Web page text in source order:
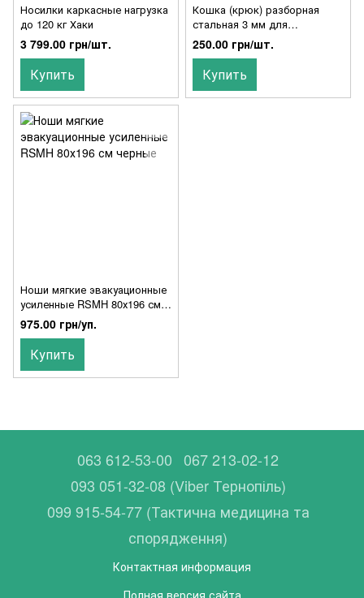
Носилки каркасные нагрузка
до 120 кг Хаки
3 799.00 грн/шт.
Купить
Кошка (крюк) разборная
стальная 3 мм для
разминирования и эвакуации
250.00 грн/шт.
Купить
Ноши мягкие эвакуационные
усиленные RSMH 80х196 см
черные
975.00 грн/уп.
Купить
063 612-53-00 067 213-02-12
093 051-32-08 (Viber Тернопіль)
099 915-54-77 (Тактична медицина та
спорядження)
Контактная информация
Полная версия сайта